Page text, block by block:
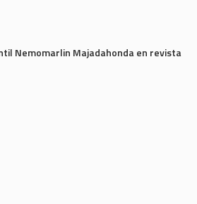
Nemomarlin Majadahonda en revista